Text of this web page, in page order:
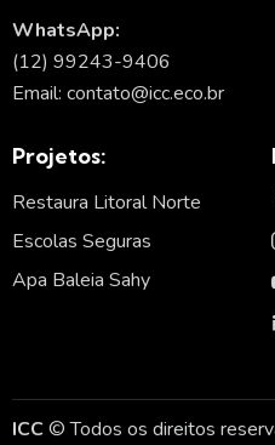
WhatsApp:
(12) 99243-9406
Email: contato@icc.eco.br
Projetos:
Restaura Litoral Norte
Escolas Seguras
Apa Baleia Sahy
ICC© Todos os direitos